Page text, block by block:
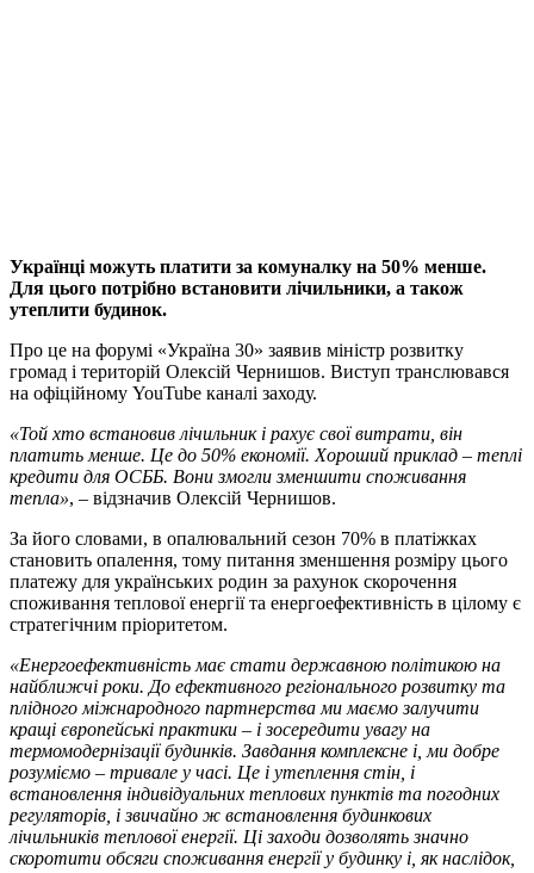
Українці можуть платити за комуналку на 50% менше.
Для цього потрібно встановити лічильники, а також
утеплити будинок.
Про це на форумі «Україна 30» заявив міністр розвитку
громад і територій Олексій Чернишов. Виступ транслювався
на офіційному YouTube каналі заходу.
«Той хто встановив лічильник і рахує свої витрати, він
платить менше. Це до 50% економії. Хороший приклад – теплі
кредити для ОСББ. Вони змогли зменшити споживання
тепла», – відзначив Олексій Чернишов.
За його словами, в опалювальний сезон 70% в платіжках
становить опалення, тому питання зменшення розміру цього
платежу для українських родин за рахунок скорочення
споживання теплової енергії та енергоефективність в цілому є
стратегічним пріоритетом.
«Енергоефективність має стати державною політикою на
найближчі роки. До ефективного регіонального розвитку та
плідного міжнародного партнерства ми маємо залучити
кращі європейські практики – і зосередити увагу на
термомодернізації будинків. Завдання комплексне і, ми добре
розуміємо – тривале у часі. Це і утеплення стін, і
встановлення індивідуальних теплових пунктів та погодних
регуляторів, і звичайно ж встановлення будинкових
лічильників теплової енергії. Ці заходи дозволять значно
скоротити обсяги споживання енергії у будинку і, як наслідок,